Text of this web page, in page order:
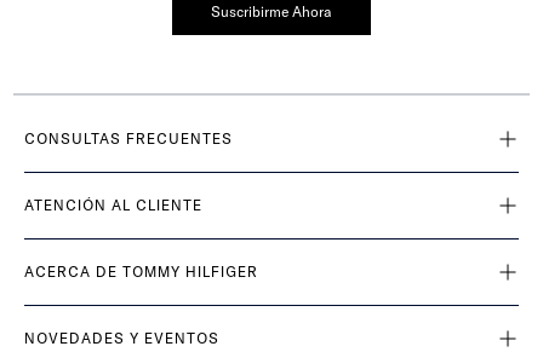
Suscribirme Ahora
CONSULTAS FRECUENTES
ATENCIÓN AL CLIENTE
ACERCA DE TOMMY HILFIGER
NOVEDADES Y EVENTOS